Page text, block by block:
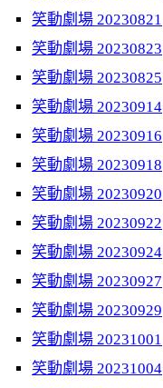
笑動劇場 20230821
笑動劇場 20230823
笑動劇場 20230825
笑動劇場 20230914
笑動劇場 20230916
笑動劇場 20230918
笑動劇場 20230920
笑動劇場 20230922
笑動劇場 20230924
笑動劇場 20230927
笑動劇場 20230929
笑動劇場 20231001
笑動劇場 20231004